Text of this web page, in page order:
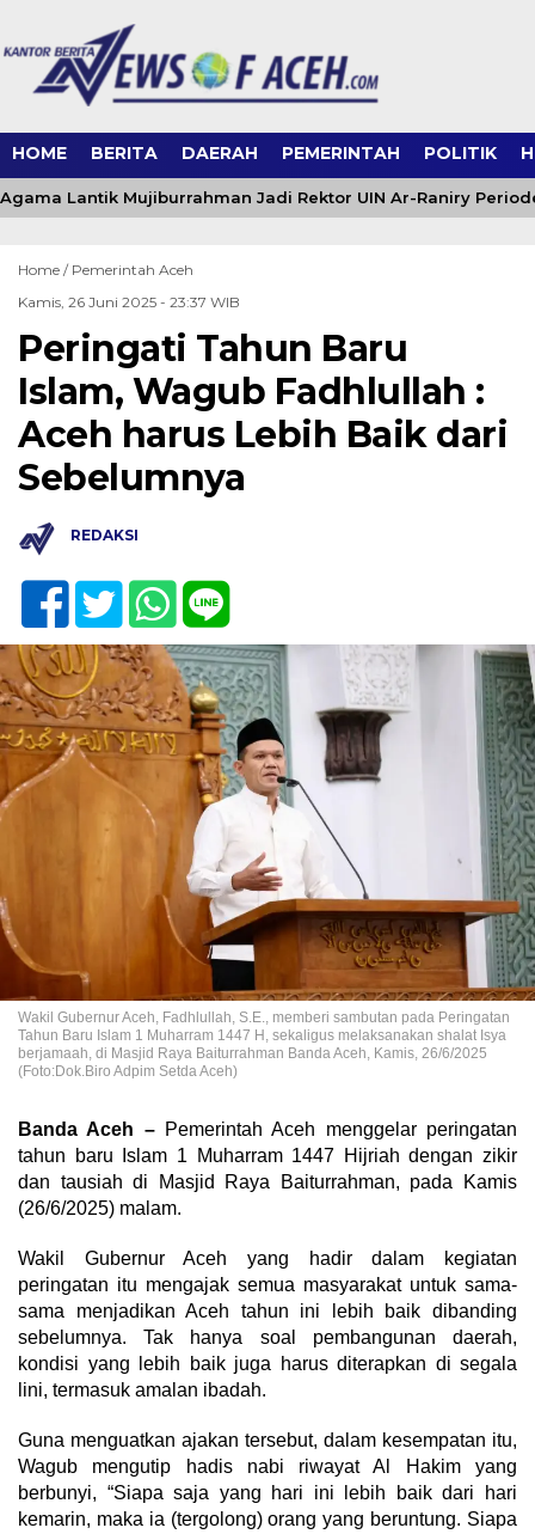
HOME BERITA DAERAH PEMERINTAH POLITIK
Lantik Mujiburrahman Jadi Rektor UIN Ar-Raniry
Home / Pemerintah Aceh
Kamis, 26 Juni 2025 - 23:37 WIB
Peringati Tahun Baru
Islam, Wagub Fadhlullah :
Aceh harus Lebih Baik dari
Sebelumnya
REDAKSI
Wakil Gubernur Aceh, Fadhlullah, S.E., memberi sambutan pada Peringatan
Tahun Baru Islam 1 Muharram 1447 H, sekaligus melaksanakan shalat Isya
berjamaah, di Masjid Raya Baiturrahman Banda Aceh, Kamis, 26/6/2025
(Foto:Dok.Biro Adpim Setda Aceh)
Banda Aceh –Pemerintah Aceh menggelar peringatan
tahun baru Islam 1 Muharram 1447 Hijriah dengan zikir
dan tausiah di Masjid Raya Baiturrahman, pada Kamis
(26/6/2025) malam.
Wakil Gubernur Aceh yang hadir dalam kegiatan
peringatan itu mengajak semua masyarakat untuk sama-
sama menjadikan Aceh tahun ini lebih baik dibanding
sebelumnya. Tak hanya soal pembangunan daerah,
kondisi yang lebih baik juga harus diterapkan di segala
lini, termasuk amalan ibadah.
Guna menguatkan ajakan tersebut, dalam kesempatan itu,
Wagub mengutip hadis nabi riwayat Al Hakim yang
berbunyi, “Siapa saja yang hari ini lebih baik dari hari
kemarin, maka ia (tergolong) orang yang beruntung. Siapa